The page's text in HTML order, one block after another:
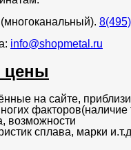
info@shopmetal.ru
цены
на сайте,
факторов(наличие
возможности
сплава, марки